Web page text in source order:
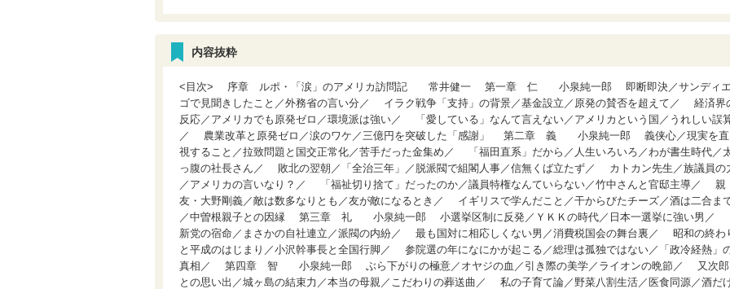
内容抜粋
<目次> 序章 ルポ・「涙」のアメリカ訪問記 常井健一 第一章 仁 小泉純一郎 即断即決／サンディエ
ゴで見聞きしたこと／外務省の言い分／ イラク戦争「支持」の背景／基金設立／原発の賛否を超えて／ 経済界
反応／アメリカでも原発ゼロ／環境派は強い／ 「愛している」なんて言えない／アメリカという国／うれしい誤
／ 農業改革と原発ゼロ／涙のワケ／三億円を突破した「感謝」 第二章 義 小泉純一郎 義侠心／現実を直
視すること／拉致問題と国交正常化／苦手だった金集め／ 「福田直系」だから／人生いろいろ／わが書生時代／
っ腹の社長さん／ 敗北の翌朝／「全治三年」／脱派閥で組閣人事／信無くば立たず／ カトカン先生／族議員の
／アメリカの言いなり？／ 「福祉切り捨て」だったのか／議員特権なんていらない／竹中さんと官邸主導／ 親
友・大野剛義／敵は数多なりとも／友が敵になるとき／ イギリスで学んだこと／干からびたチーズ／酒は二合ま
／中曽根親子との因縁 第三章 礼 小泉純一郎 小選挙区制に反発／ＹＫＫの時代／日本一選挙に強い男／
新党の宿命／まさかの自社連立／派閥の内紛／ 最も国対に相応しくない男／消費税国会の舞台裏／ 昭和の終わ
と平成のはじまり／小沢幹事長と全国行脚／ 参院選の年になにかが起こる／総理は孤独ではない／「政冷経熱」
真相／ 第四章 智 小泉純一郎 ぶら下がりの極意／オヤジの血／引き際の美学／ライオンの晩節／ 又次郎
との思い出／城ヶ島の結束力／本当の母親／こだわりの葬送曲／ 私の子育て論／野菜八割生活／医食同源／酒だ